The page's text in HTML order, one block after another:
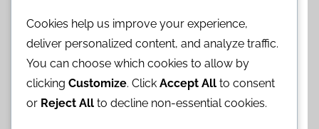
permesso al team di affinare continuamente il
proprio approccio, assicurando che le risorse
siano allocate in modo efficace per un impatto
massimo.
Cookies help us improve your experience,
deliver personalized content, and analyze traffic.
You can choose which cookies to allow by
clicking Customize. Click Accept All to consent
or Reject All to decline non-essential cookies.